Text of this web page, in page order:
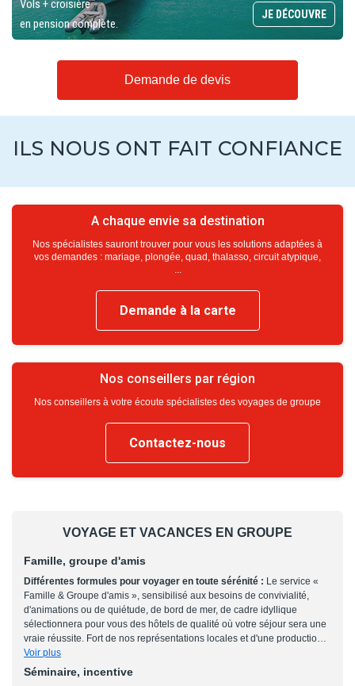
Vols + croisière
en pension complète.
JE DÉCOUVRE
Demande de devis
ILS NOUS ONT FAIT CONFIANCE
A chaque envie sa destination
Nos spécialistes sauront trouver pour vous les solutions adaptées à
vos demandes : mariage, plongée, quad, thalasso, circuit atypique,
...
Demande à la carte
Nos conseillers par région
Nos conseillers à votre écoute spécialistes des voyages de groupe
Contactez-nous
VOYAGE ET VACANCES EN GROUPE
Famille, groupe d'amis
Différentes formules pour voyager en toute sérénité : Le service «
Famille & Groupe d'amis », sensibilisé aux besoins de convivialité,
d'animations ou de quiétude, de bord de mer, de cadre idyllique
sélectionnera pour vous des hôtels de qualité où votre séjour sera une
vraie réussite. Fort de nos représentations locales et d'une production
spécialement étudiées, nous pouvons ainsi maîtriser et garantir des
structures adaptées à vos besoins et ce tout au long de l'année. Notre
Voir plus
Séminaire, incentive